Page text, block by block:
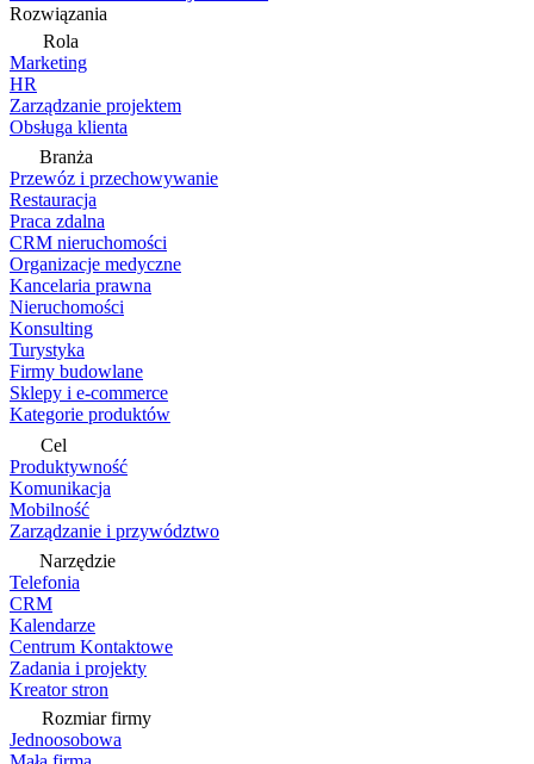
Rozwiązania
Rola
Marketing
HR
Zarządzanie projektem
Obsługa klienta
Branża
Przewóz i przechowywanie
Restauracja
Praca zdalna
CRM nieruchomości
Organizacje medyczne
Kancelaria prawna
Nieruchomości
Konsulting
Turystyka
Firmy budowlane
Sklepy i e-commerce
Kategorie produktów
Cel
Produktywność
Komunikacja
Mobilność
Zarządzanie i przywództwo
Narzędzie
Telefonia
CRM
Kalendarze
Centrum Kontaktowe
Zadania i projekty
Kreator stron
Rozmiar firmy
Jednoosobowa